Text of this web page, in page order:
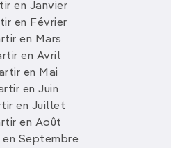
en Janvier
en Février
en Mars
en Avril
en Mai
en Juin
en Juillet
en Août
Septembre